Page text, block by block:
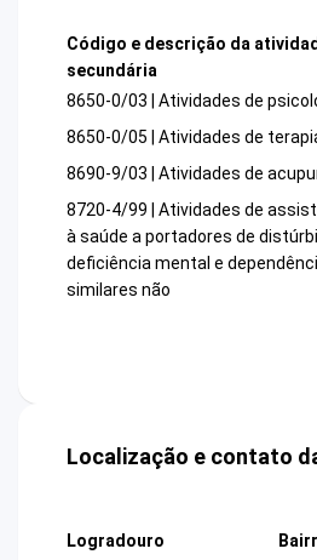
Código e descrição da
secundária
8650-0/03 | Atividades de
8650-0/05 | Atividades de
8690-9/03 | Atividades de
8720-4/99 | Atividades de
à saúde a portadores de
deficiência mental e
similares não
Localização e contato
Logradouro